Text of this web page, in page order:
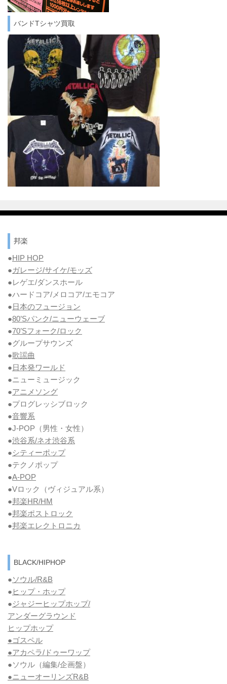
バンドTシャツ買取
邦楽
●HIP HOP
●ガレージ/サイケ/モッズ
●レゲエ/ダンスホール
●ハードコア/メロコア/エモコア
●日本のフュージョン
●80’Sパンク/ニューウェーブ
●70’Sフォーク/ロック
●グループサウンズ
●歌謡曲
●日本発ワールド
●ニューミュージック
●アニメソング
●プログレッシブロック
●音響系
●J-POP（男性・女性）
●渋谷系/ネオ渋谷系
●シティーポップ
●テクノポップ
●A-POP
●Vロック
（ヴィジュアル系）
●邦楽HR/HM
●邦楽ポストロック
●邦楽エレクトロニカ
BLACK/HIPHOP
●ソウル/R&B
● ヒップ・ホップ
●ジャジーヒップホップ/
アンダーグラウンド
ヒップホップ
●ゴスペル
●アカペラ/ドゥーワップ
●ソウル （編集/企画盤）
●ニューオーリンズR&B